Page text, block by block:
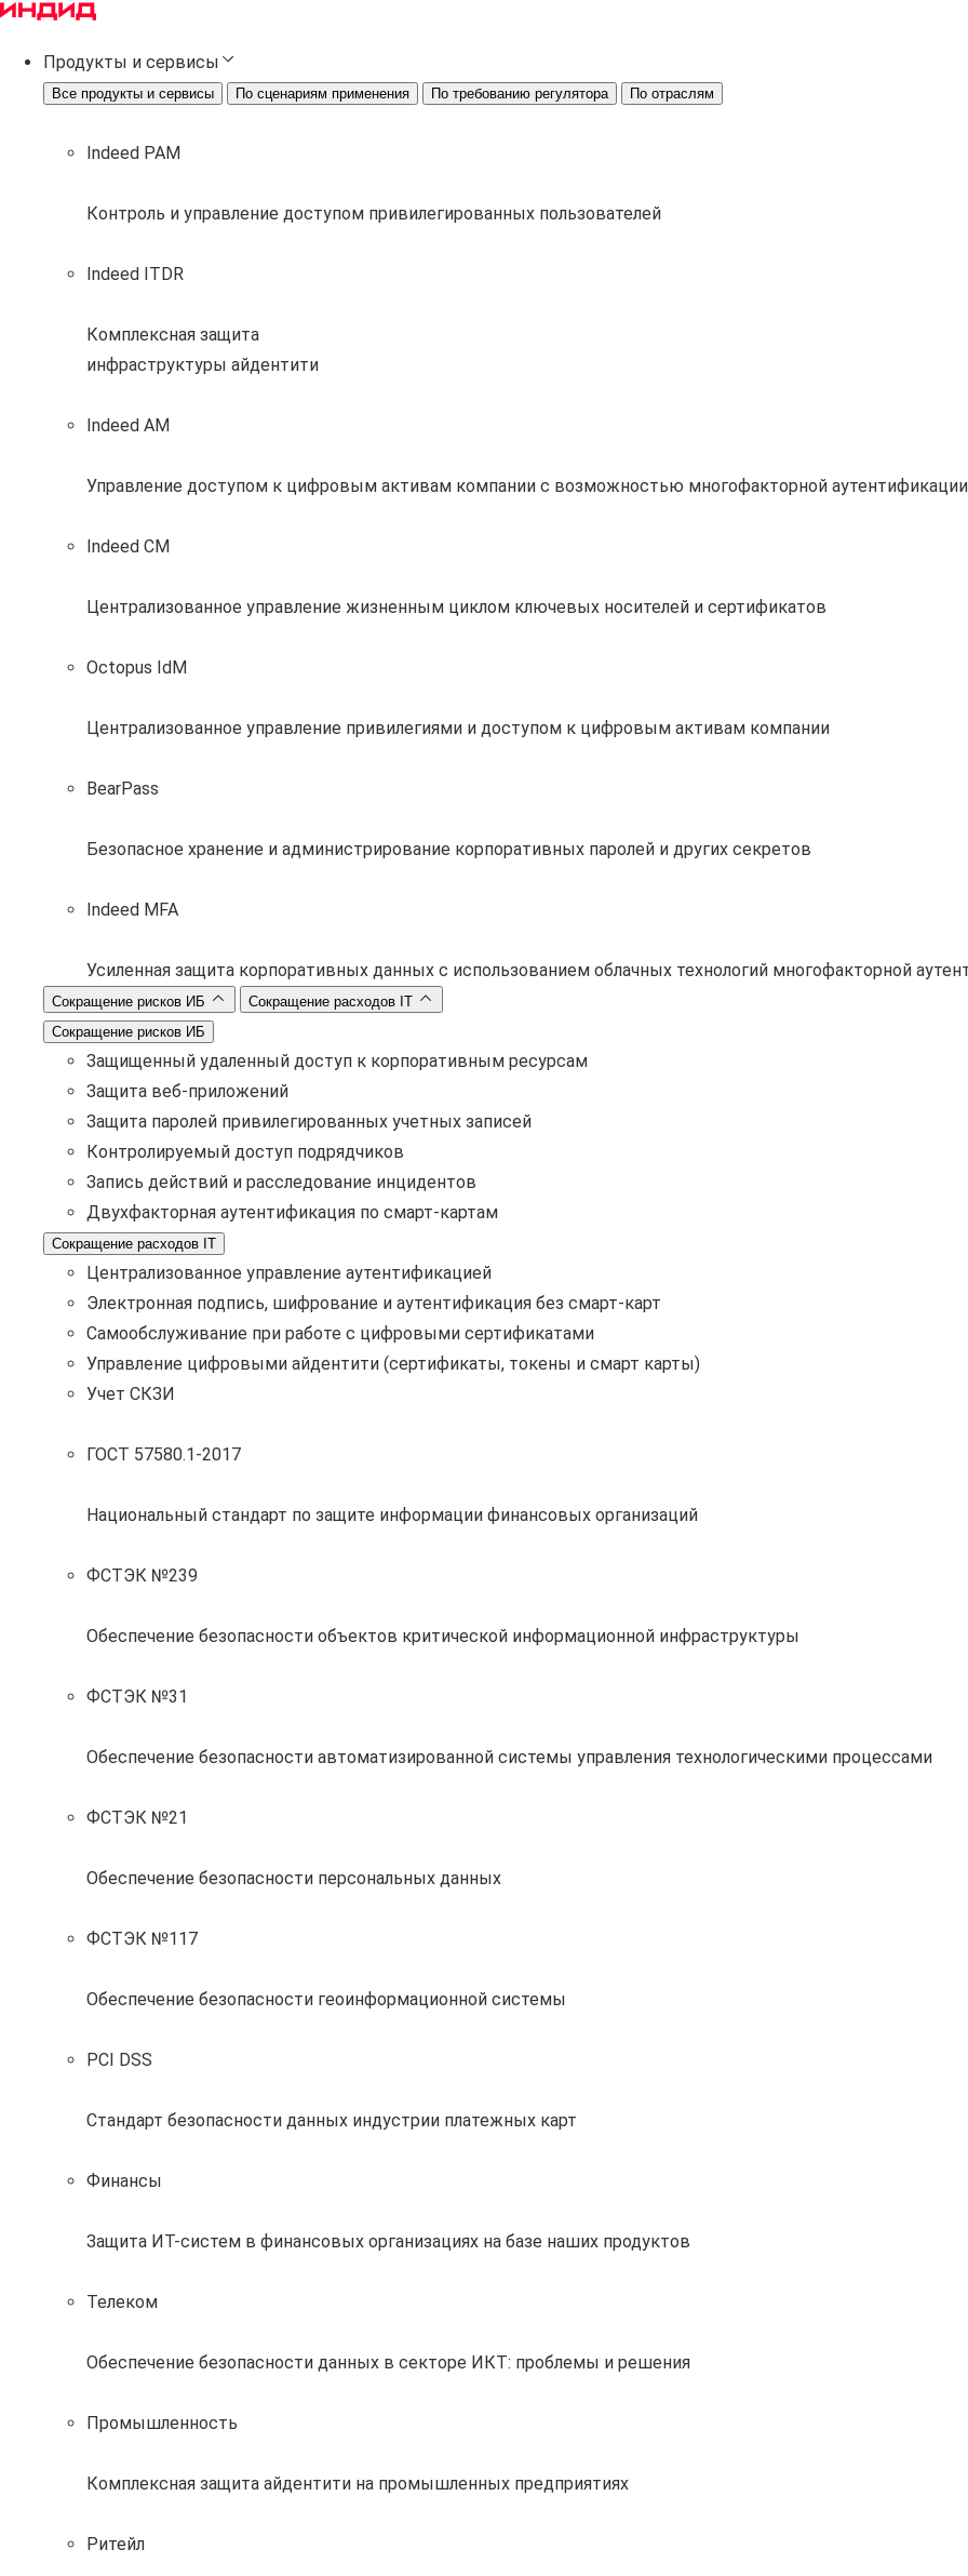
Продукты и сервисы
Все продукты и сервисы По сценариям применения По требованию регулятора По отраслям
Indeed PAM
Контроль и управление доступом привилегированных пользователей
Indeed ITDR
Комплексная защита
инфраструктуры айдентити
Indeed AM
Управление доступом к цифровым активам компании с возможностью многофакторной аутентификации
Indeed CM
Централизованное управление жизненным циклом ключевых носителей и сертификатов
Octopus IdM
Централизованное управление привилегиями и доступом к цифровым активам компании
BearPass
Безопасное хранение и администрирование корпоративных паролей и других секретов
Indeed MFA
Усиленная защита корпоративных данных с использованием облачных технологий многофакторной
Сокращение рисков ИБ
Сокращение расходов IT
Сокращение рисков ИБ
Защищенный удаленный доступ к корпоративным ресурсам
Защита веб-приложений
Защита паролей привилегированных учетных записей
Контролируемый доступ подрядчиков
Запись действий и расследование инцидентов
Двухфакторная аутентификация по смарт-картам
Сокращение расходов IT
Централизованное управление аутентификацией
Электронная подпись, шифрование и аутентификация без смарт-карт
Самообслуживание при работе с цифровыми сертификатами
Управление цифровыми айдентити (сертификаты, токены и смарт карты)
Учет СКЗИ
ГОСТ 57580.1-2017
Национальный стандарт по защите информации финансовых организаций
ФСТЭК №239
Обеспечение безопасности объектов критической информационной инфраструктуры
ФСТЭК №31
Обеспечение безопасности автоматизированной системы управления технологическими процессами
ФСТЭК №21
Обеспечение безопасности персональных данных
ФСТЭК №117
Обеспечение безопасности геоинформационной системы
PCI DSS
Стандарт безопасности данных индустрии платежных карт
Финансы
Защита ИТ-систем в финансовых организациях на базе наших продуктов
Телеком
Обеспечение безопасности данных в секторе ИКТ: проблемы и решения
Промышленность
Комплексная защита айдентити на промышленных предприятиях
Ритейл